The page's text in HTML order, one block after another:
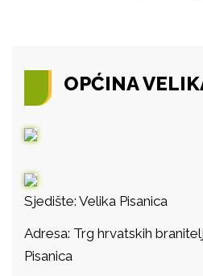
OPĆINA
Sjedište: Velika Pisanica
Adresa: Trg hrvatskih
Pisanica